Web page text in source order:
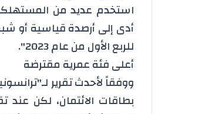
استخدم عديد من
أدى إلى أرصدة قياسية أو
للربع الأول من عام 2023".
أعلى فئة عمرية مقترضة
بطاقات الائتمان، لكن عند